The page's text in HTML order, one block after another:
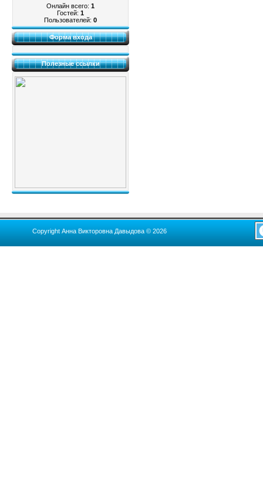
Онлайн всего: 1
Гостей: 1
Пользователей: 0
Форма входа
Полезные ссылки
Copyright Анна Викторовна Давыдова © 2026